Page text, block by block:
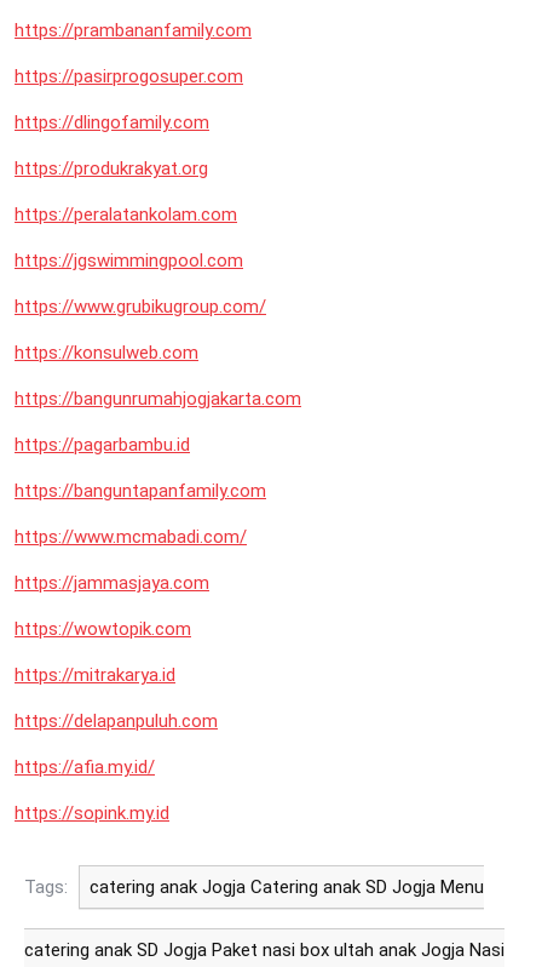
https://prambananfamily.com
https://pasirprogosuper.com
https://dlingofamily.com
https://produkrakyat.org
https://peralatankolam.com
https://jgswimmingpool.com
https://www.grubikugroup.com/
https://konsulweb.com
https://bangunrumahjogjakarta.com
https://pagarbambu.id
https://banguntapanfamily.com
https://www.mcmabadi.com/
https://jammasjaya.com
https://wowtopik.com
https://mitrakarya.id
https://delapanpuluh.com
https://afia.my.id/
https://sopink.my.id
Tags: catering anak Jogja Catering anak SD Jogja Menu
catering anak SD Jogja Paket nasi box ultah anak Jogja Nasi